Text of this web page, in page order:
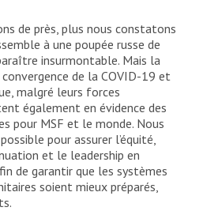
de près, plus nous constatons
à une poupée russe de
insurmontable. Mais la
de la COVID-19 et
malgré leurs forces
également en évidence des
pour MSF et le monde. Nous
pour assurer l’équité,
et le leadership en
de garantir que les systèmes
soient mieux préparés,